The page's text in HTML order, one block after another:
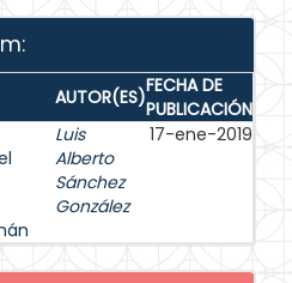
AUTOR(ES)FECHA DE
PUBLICACIÓN
Luis
Alberto
Sánchez
González
17-ene-2019